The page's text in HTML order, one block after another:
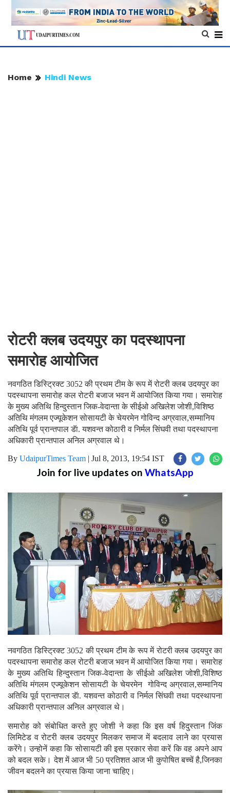
Home Hindi News
रोटरी क्लब उदयपुर का पदस्थापना
समारोह आयोजित
नवगठित डिस्ट्रिक्ट 3052 की प्रथम टीम के रूप में रोटरी क्लब उदयपुर का
पदस्थापना समारोह कल रोटरी बजाज भवन में आयोजित किया गया। समारेाह
के मुख्य अतिथि हिन्दुस्तान जिक-वेदान्ता के सीईओ अखिलेश जोशी,विशिष्ठ
अतिथि मंगलम एज्यूकेशन सोसायटी के चेयरमेन गोविन्द अग्रवाल,सम्मानिय
अतिथि पूर्व प्रान्तपाल डॅा. यशवन्त कोठारी व निर्मल सिंघवी तथा पदस्थापना
अधिकारी प्रान्तपाल अनिल अग्रवाल थे।
By UdaipurTimes Team | Jul 8, 2013, 19:54 IST
Join for live updates on WhatsApp
नवगठित डिस्ट्रिक्ट 3052 की प्रथम टीम के रूप में रोटरी क्लब उदयपुर का
पदस्थापना समारोह कल रोटरी बजाज भवन में आयोजित किया गया। समारेाह
के मुख्य अतिथि हिन्दुस्तान जिक-वेदान्ता के सीईओ अखिलेश जोशी,विशिष्ठ
अतिथि मंगलम एज्यूकेशन सोसायटी के चेयरमेन गोविन्द अग्रवाल,सम्मानिय
अतिथि पूर्व प्रान्तपाल डॅा. यशवन्त कोठारी व निर्मल सिंघवी तथा पदस्थापना
अधिकारी प्रान्तपाल अनिल अग्रवाल थे।
समारोह को संबोधित करते हुए जोशी ने कहा कि इस वर्ष हिदुस्तान जिंक
लिमिटेड व रोटरी क्लब उदयपुर मिलकर समाज में बदलाव लाने का प्रयास
करेंगे। उन्होनें कहा कि सोसायटी की इस प्रकार सेवा करें कि वह अपने आप
को बदल सके। देश में आज भी 50 प्रतिशत आज भी कुपोषित बच्चें है,जिनका
जीवन बदलने का प्रयास किया जाना चाहिए।